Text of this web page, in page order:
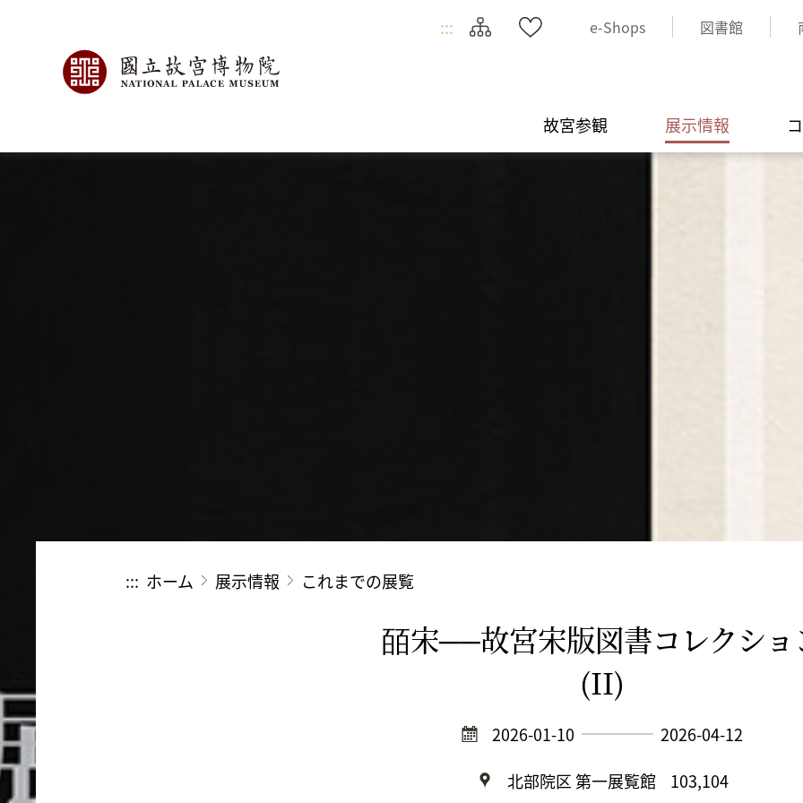
::: e-Shops 図書館
故宮参観 展示情報
::: ホーム 展示情報 これまでの展覧
皕宋──故宮宋版図書コレクショ
(II)
2026-01-10
2026-04-12
北部院区 第一展覧館
103,104